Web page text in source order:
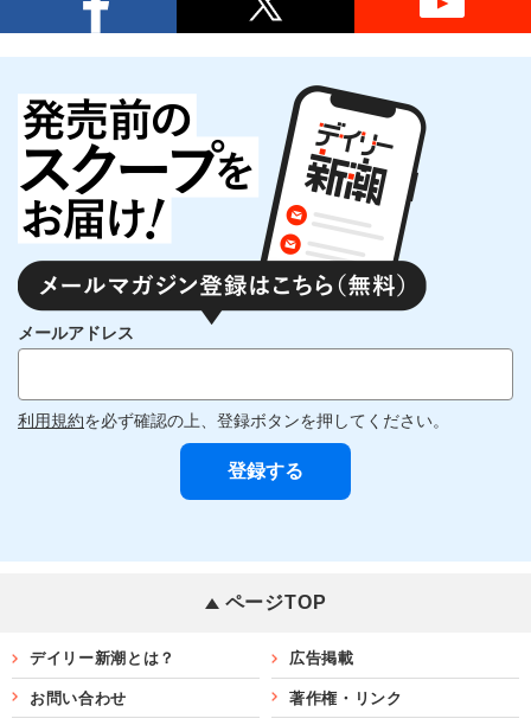
メールアドレス
利用規約を必ず確認の上、登録ボタンを押してください。
ページTOP
デイリー新潮とは？ 広告掲載
お問い合わせ 著作権・リンク